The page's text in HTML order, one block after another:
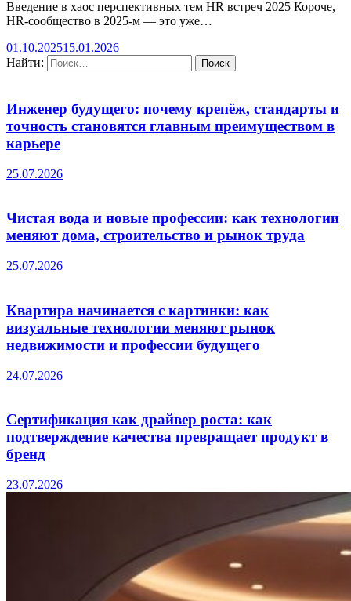
Введение в хаос перспективных тем HR встреч 2025 Короче,
HR-сообщество в 2025-м — это уже…
01.10.202515.01.2026
Найти:
Инженер будущего: почему крепёж, стандарты и
точность становятся главным преимуществом в
карьере
25.07.2026
Чистая вода и новые профессии: как технологии
меняют дома, строительство и рынок труда
25.07.2026
Квартира начинается с картинки: как
визуальные технологии меняют рынок
недвижимости и профессии будущего
24.07.2026
Сертификация как драйвер роста: как
подтверждение качества превращает продукт в
бренд
23.07.2026